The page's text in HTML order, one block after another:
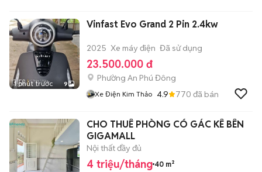
1 phút trước 9
Vinfast Evo Grand 2 Pin 2.4kw
2025 Xe máy điện Đã sử dụng
23.500.000 đ
Phường An Phú Đông
Xe Điện Kim Thảo 4.9 770 đã bán
CHO THUÊ PHÒNG CÓ GÁC KÊ BÊN
GIGAMALL
Nội thất đầy đủ
4 triệu/tháng 40 m²